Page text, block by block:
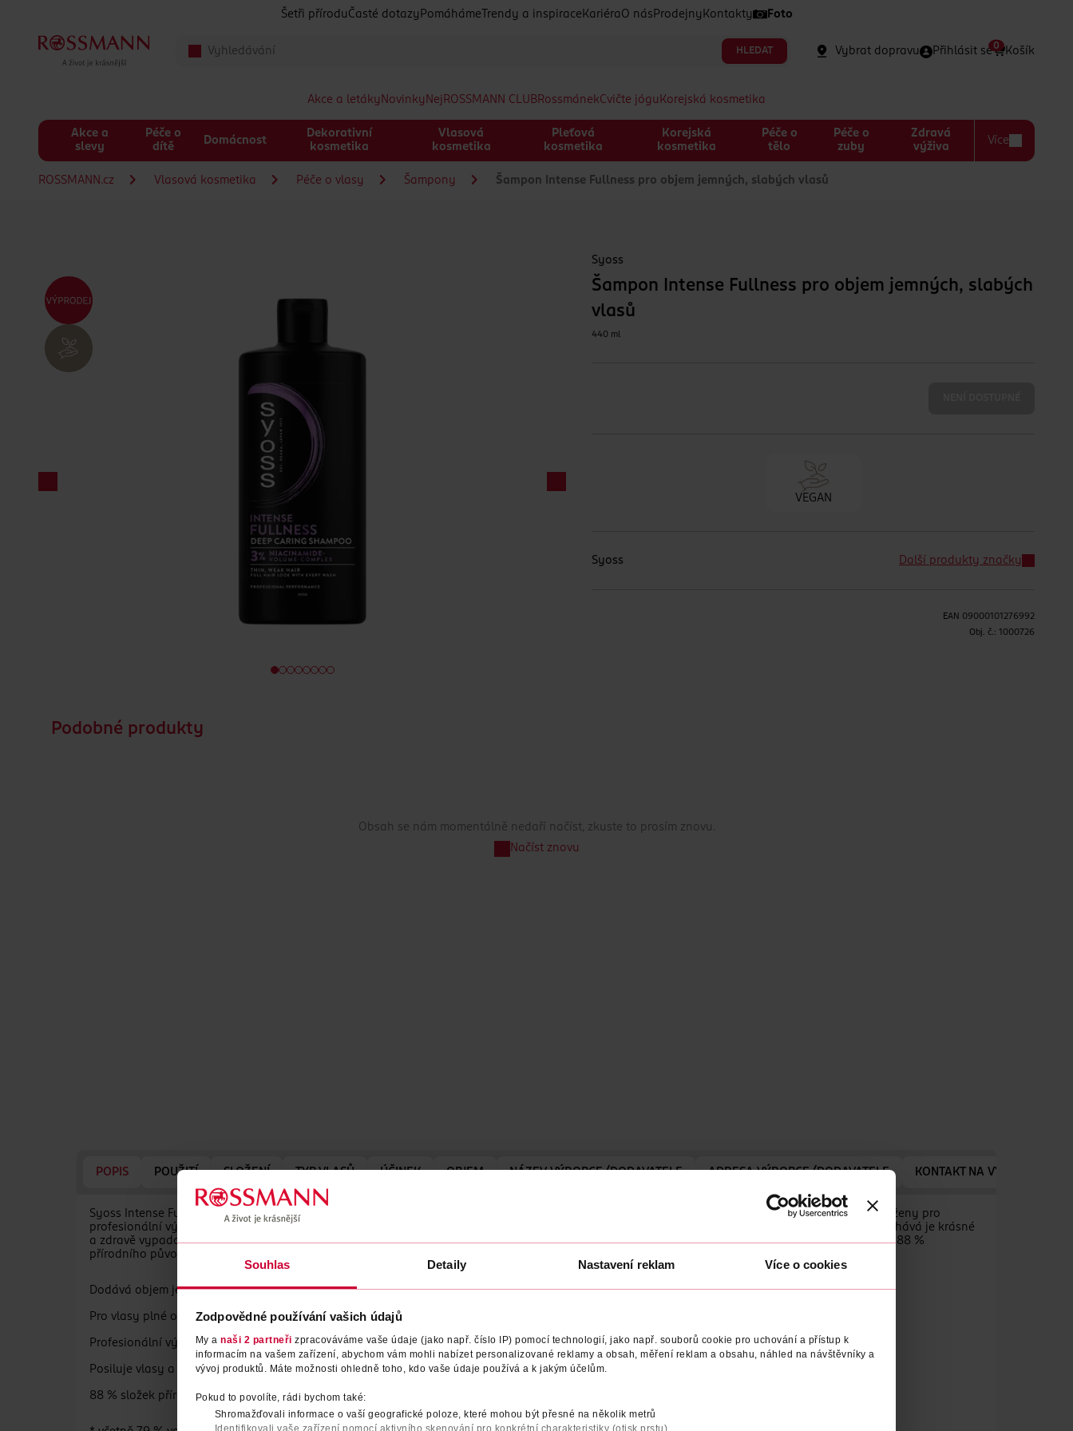
Souhlas Detaily Nastavení reklam Více o cookies
Zodpovědné používání vašich údajů
My a naši 2 partneři zpracováváme vaše údaje (jako např. číslo IP) pomocí technologií, jako např. souborů cookie pro uchování a přístup k
informacím na vašem zařízení, abychom vám mohli nabízet personalizované reklamy a obsah, měření reklam a obsahu, náhled na návštěvníky a
vývoj produktů. Máte možnosti ohledně toho, kdo vaše údaje používá a k jakým účelům.
Pokud to povolíte, rádi bychom také:
Shromažďovali informace o vaší geografické poloze, které mohou být přesné na několik metrů
Identifikovali vaše zařízení pomocí aktivního skenování pro konkrétní charakteristiky (otisk prstu)
Šetři přírodu Časté dotazy Pomáháme Trendy a inspirace Kariéra O nás Prodejny Kontakty Foto
HLEDAT Vybrat dopravu Přihlásit se Košík
0
Akce a letáky Novinky Nej ROSSMANN CLUBRossmánekCvičte jógu Korejská kosmetika
Akce a
slevy
Péče o
dítě
Domácnost
Dekorativní
kosmetika
Vlasová
kosmetika
Pleťová
kosmetika
Korejská
kosmetika
Péče o
tělo
Péče o
zuby
Zdravá
výživa
Více
ROSSMANN.cz Vlasová kosmetika Péče o vlasy Šampony Šampon Intense Fullness pro objem jemných, slabých vlasů
Syoss
Šampon Intense Fullness pro objem jemných, slabých
vlasů
440 ml
VEGAN
Syoss Další produkty značky
EAN 09000101276992
Obj. č.: 1000726
Podobné produkty
Obsah se nám momentálně nedaří načíst, zkuste to prosím znovu.
Načíst znovu
POPIS POUŽITÍ SLOŽENÍ TYP VLASŮ ÚČINEK OBJEM NÁZEV VÝROBCE/DODAVATELE ADRESA VÝROBCE/DODAVATELE KONTAKT NA VÝROBCE/
Syoss Intense Fullness šampon pro jemné a slabé vlasy s 3% komplexem niacinamidu. Vlasové produkty Syoss, s více než 45letou historií, jsou navrženy pro
profesionální výsledek. Tento šampon Syoss s hloubkově pečujícím složením obsahujícím 3% komplexem niacinamidu posiluje vlasy zevnitř a zanechává je krásné
a zdravě vypadající. Tento hloubkově pečující šampon dodává objem jemným a slabým vlasům a zároveň je posiluje. Složky tohoto šamponu jsou z 88 %
přírodního původu*. Tělo lahve šamponu je vyrobeno ze 100 % z recyklovaných materiálů**.
Dodává objem jemným a slabým vlasům
Pro vlasy plné objemu po každém umytí
Profesionální výkon
Posiluje vlasy a dodává jim objem
88 % složek přírodního původu*